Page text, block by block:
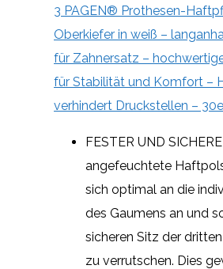
3 PAGEN® Prothesen-
Oberkiefer in weiß –
für Zahnersatz –
für Stabilität und Komfort –
verhindert Druckstellen –
FESTER UND
angefeuchtete
sich optimal an die
des Gaumens an und
sicheren Sitz der
zu verrutschen. Dies